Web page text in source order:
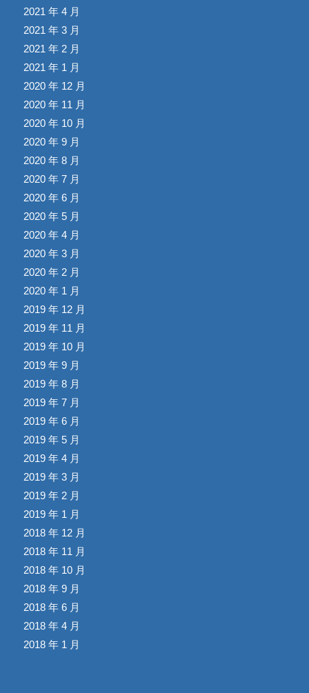
2021 年 4 月
2021 年 3 月
2021 年 2 月
2021 年 1 月
2020 年 12 月
2020 年 11 月
2020 年 10 月
2020 年 9 月
2020 年 8 月
2020 年 7 月
2020 年 6 月
2020 年 5 月
2020 年 4 月
2020 年 3 月
2020 年 2 月
2020 年 1 月
2019 年 12 月
2019 年 11 月
2019 年 10 月
2019 年 9 月
2019 年 8 月
2019 年 7 月
2019 年 6 月
2019 年 5 月
2019 年 4 月
2019 年 3 月
2019 年 2 月
2019 年 1 月
2018 年 12 月
2018 年 11 月
2018 年 10 月
2018 年 9 月
2018 年 6 月
2018 年 4 月
2018 年 1 月